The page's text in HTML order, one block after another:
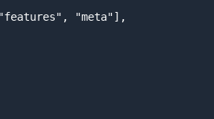
"meta"],